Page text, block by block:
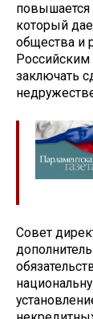
повышается
который
общества и
заключать
Совет